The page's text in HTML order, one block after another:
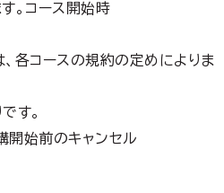
。コース開始時
各コースの規約の定めによりま
す。
開始前のキャンセル